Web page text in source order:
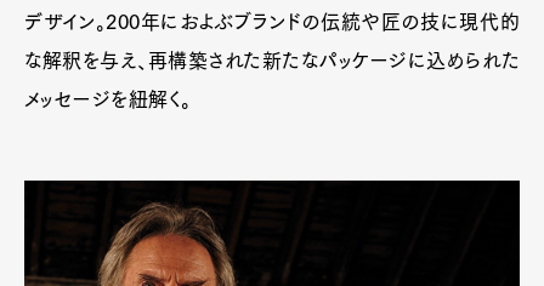
デザイン。200年におよぶブランドの伝統や匠の技に現代的
な解釈を与え、再構築された新たなパッケージに込められた
メッセージを紐解く。